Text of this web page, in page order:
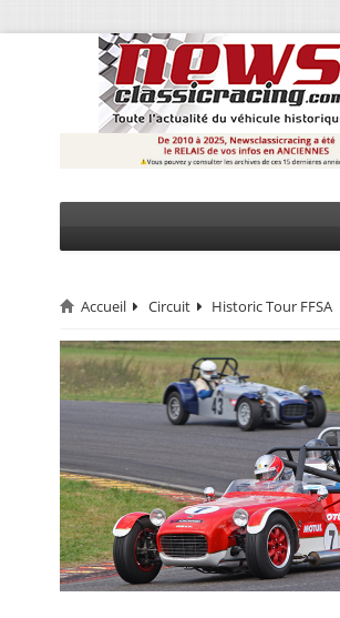
CIRCUIT
RALLYE
EVÈNEMENTS
CALENDRIER
FOCUS
Accueil Circuit Historic Tour FFSA